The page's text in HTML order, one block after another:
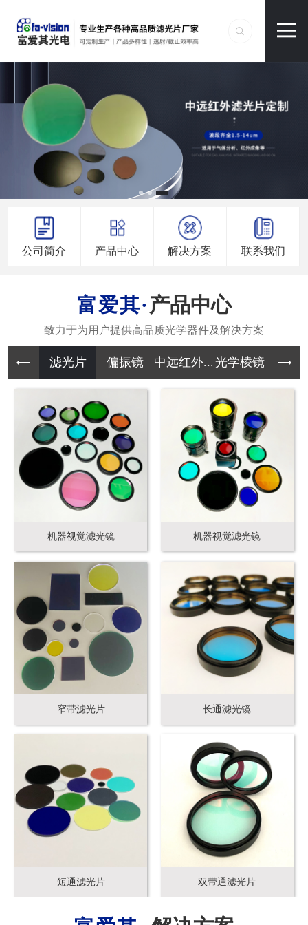
公司简介 产品中心 解决方案 联系我们
产品中心
滤光片 偏振镜 中远红外... 光学棱镜 其它
机器视觉滤光镜 机器视觉滤光镜
窄带滤光片 长通滤光镜
短通滤光片 双带通滤光片